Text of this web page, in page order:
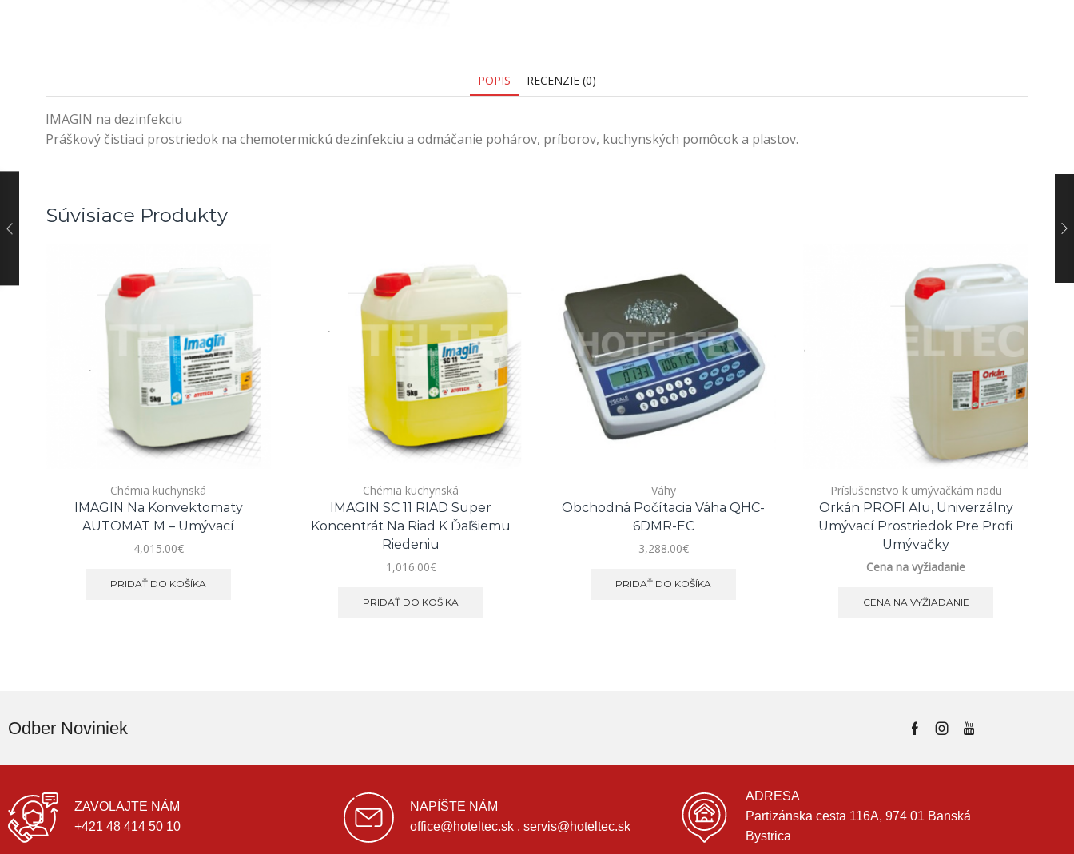
POPIS RECENZIE (0)
IMAGIN na dezinfekciu
Práškový čistiaci prostriedok na chemotermickú dezinfekciu a odmáčanie pohárov, príborov, kuchynských pomôcok a plastov.
Súvisiace Produkty
Chémia kuchynská
IMAGIN Na Konvektomaty
AUTOMAT M – Umývací
4,015.00€
PRIDAŤ DO KOŠÍKA
Chémia kuchynská
IMAGIN SC 11 RIAD Super
Koncentrát Na Riad K Ďaľšiemu
Riedeniu
1,016.00€
PRIDAŤ DO KOŠÍKA
Váhy
Obchodná Počítacia Váha QHC-
6DMR-EC
3,288.00€
PRIDAŤ DO KOŠÍKA
Príslušenstvo k umývačkám riadu
Orkán PROFI Alu, Univerzálny
Umývací Prostriedok Pre Profi
Umývačky
Cena na vyžiadanie
CENA NA VYŽIADANIE
Odber Noviniek
ZAVOLAJTE NÁM
+421 48 414 50 10
NAPÍŠTE NÁM
office@hoteltec.sk , servis@hoteltec.sk
ADRESA
Partizánska cesta 116A, 974 01 Banská
Bystrica